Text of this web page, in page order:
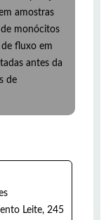
amostras
monócitos
fluxo em
antes da
de
Leite, 245